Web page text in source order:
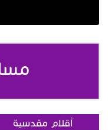
أقلام مقدسية